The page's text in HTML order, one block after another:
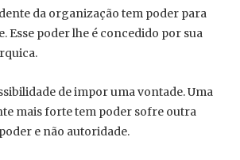
da organização tem poder para
Esse poder lhe é concedido por sua
de impor uma vontade. Uma
mais forte tem poder sofre outra
e não autoridade.